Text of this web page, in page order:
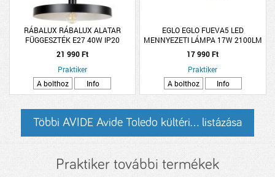
RÁBALUX RÁBALUX ALATAR
FÜGGESZTÉK E27 40W IP20
40X150CM MATT FEKETE
21 990 Ft
Praktiker
A bolthoz
Info
EGLO EGLO FUEVA5 LED
MENNYEZETI LÁMPA 17W 2100LM
4000K IP44 21X21CM FEKETE
17 990 Ft
Praktiker
A bolthoz
Info
Többi AVIDE Avide Toledo kültéri... listázása
Praktiker további termékek